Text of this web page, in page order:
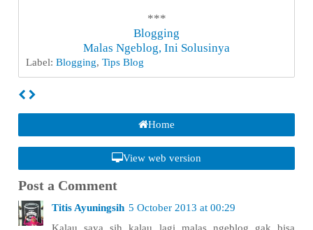
***
Blogging
Malas Ngeblog, Ini Solusinya
Label: Blogging, Tips Blog
Home
View web version
Post a Comment
Titis Ayuningsih 5 October 2013 at 00:29